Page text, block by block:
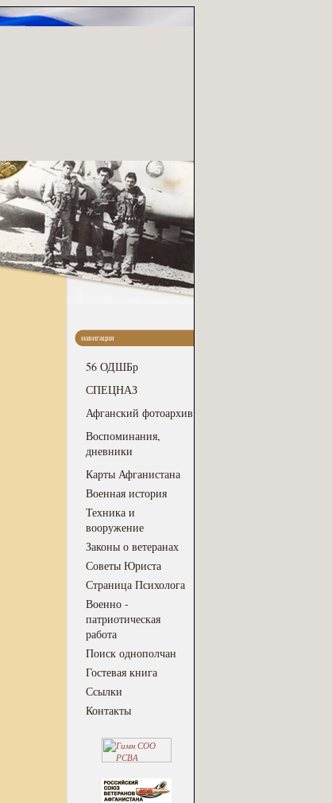
навигация
56 ОДШБр
СПЕЦНАЗ
Афганский фотоархив
Воспоминания,
дневники
Карты Афганистана
Военная история
Техника и
вооружение
Законы о ветеранах
Советы Юриста
Страница Психолога
Военно -
патриотическая
работа
Поиск однополчан
Гостевая книга
Ссылки
Контакты